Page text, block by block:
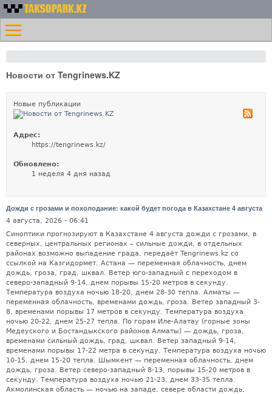
содержанию
Номера
такси
Казахстана -
Таксопарк.KZ
Меню
Главная
Контакты
Новости от Tengrinews.KZ
Новые публикации
Адрес:
https://tengrinews.kz/
Обновлено:
1 неделя 4 дня назад
Дожди с грозами и похолодание: какой будет погода в Казахстане 4 августа
4 августа, 2026 - 06:41
Синоптики прогнозируют в Казахстане 4 августа дожди с грозами, в
северных, центральных регионах – сильные дожди, в отдельных
районах возможно выпадение града, передаёт Tengrinews.kz со
ссылкой на Казгидормет. Астана — переменная облачность, днем
дождь, гроза, град, шквал. Ветер юго-западный с переходом в
северо-западный 9-14, днем порывы 15-20 метров в секунду.
Температура воздуха ночью 18-20, днем 28-30 тепла. Алматы —
переменная облачность, временами дождь, гроза. Ветер западный 3-
8, временами порывы 17 метров в секунду. Температура воздуха
ночью 20-22, днем 25-27 тепла. По горам Иле-Алатау (горные зоны
Медеуского и Бостандыкского районов Алматы) — дождь, гроза,
временами сильный дождь, град, шквал. Ветер западный 9-14,
временами порывы 17-22 метра в секунду. Температура воздуха ночью
10-15, днем 15-20 тепла. Шымкент — переменная облачность, днем
дождь, гроза. Ветер северо-западный 8-13, порывы 15-20 метров в
секунду. Температура воздуха ночью 21-23, днем 33-35 тепла.
Акмолинская область — ночью на западе, севере области дождь,